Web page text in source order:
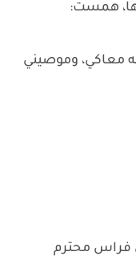
همست:
معاكي، وموصيني
فراس محترم